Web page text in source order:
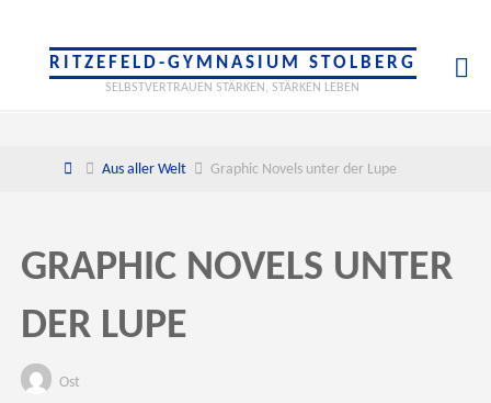
RITZEFELD-GYMNASIUM STOLBERG
SELBSTVERTRAUEN STÄRKEN, STÄRKEN LEBEN
HomeAus aller Welt Graphic Novels unter der Lupe
GRAPHIC NOVELS UNTER
DER LUPE
Ost